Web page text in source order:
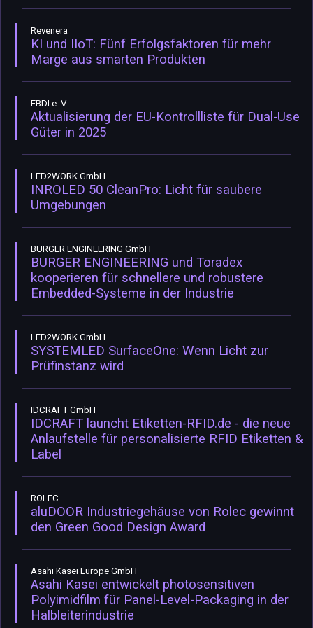
Revenera
KI und IIoT: Fünf Erfolgsfaktoren für mehr
Marge aus smarten Produkten
FBDI e. V.
Aktualisierung der EU-Kontrollliste für Dual-Use
Güter in 2025
LED2WORK GmbH
INROLED 50 CleanPro: Licht für saubere
Umgebungen
BURGER ENGINEERING GmbH
BURGER ENGINEERING und Toradex
kooperieren für schnellere und robustere
Embedded-Systeme in der Industrie
LED2WORK GmbH
SYSTEMLED SurfaceOne: Wenn Licht zur
Prüfinstanz wird
IDCRAFT GmbH
IDCRAFT launcht Etiketten-RFID.de - die neue
Anlaufstelle für personalisierte RFID Etiketten &
Label
ROLEC
aluDOOR Industriegehäuse von Rolec gewinnt
den Green Good Design Award
Asahi Kasei Europe GmbH
Asahi Kasei entwickelt photosensitiven
Polyimidfilm für Panel-Level-Packaging in der
Halbleiterindustrie